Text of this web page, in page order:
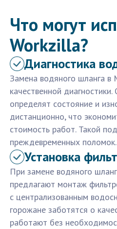
Что могут
Workzilla?
Диагностика
Замена водяного шланга в
качественной
определят состояние и
дистанционно, что
стоимость работ. Такой
преждевременных поломок.
Установка
При замене водяного
предлагают монтаж
с централизованным
горожане заботятся о
работают без